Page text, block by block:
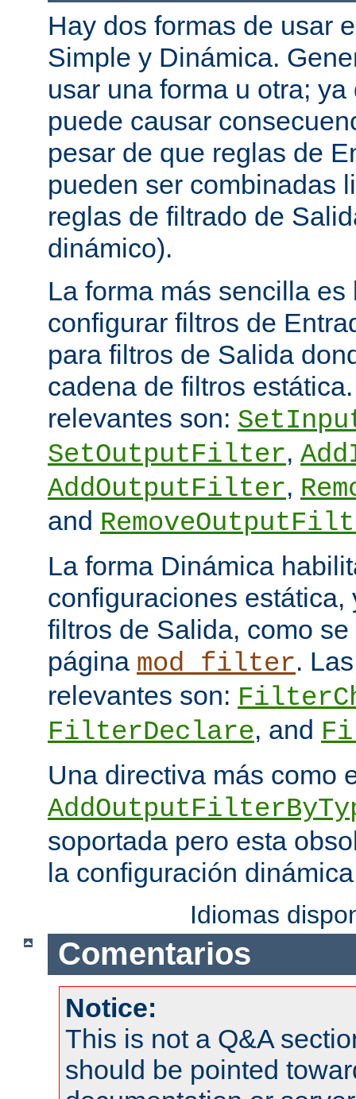
Hay dos formas de usar
Simple y Dinámica.
usar una forma u otra;
puede causar
pesar de que reglas de
pueden ser combinadas
reglas de filtrado de
dinámico).
La forma más sencilla
configurar filtros de
para filtros de Salida
cadena de filtros
relevantes son:
SetOutputFilter,
AddOutputFilter,
and
La forma Dinámica
configuraciones
filtros de Salida, como
página mod_filter.
relevantes son:
FilterDeclare, and
Una directiva más como
soportada pero esta
la configuración
Idiomas
Comentarios
Notice:
This is not a Q&A
should be pointed